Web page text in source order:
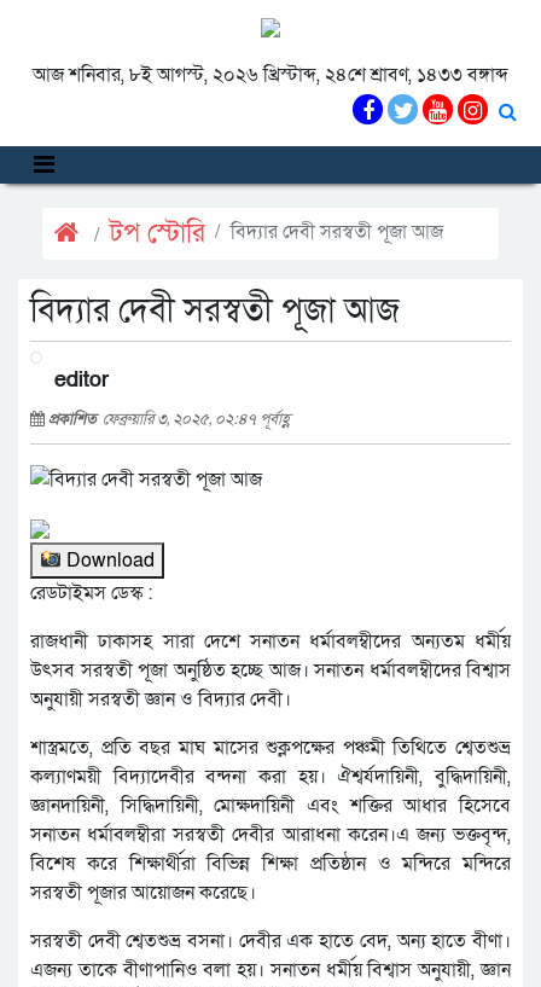
আজ শনিবার, ৮ই আগস্ট, ২০২৬ খ্রিস্টাব্দ, ২৪শে শ্রাবণ, ১৪৩৩ বঙ্গাব্দ
টপ স্টোরি বিদ্যার দেবী সরস্বতী পূজা আজ
বিদ্যার দেবী সরস্বতী পূজা আজ
editor
প্রকাশিত ফেব্রুয়ারি ৩, ২০২৫, ০২:৪৭ পূর্বাহ্ণ
Download
রেডটাইমস ডেস্ক :
রাজধানী ঢাকাসহ সারা দেশে সনাতন ধর্মাবলম্বীদের অন্যতম ধর্মীয়
উৎসব সরস্বতী পূজা অনুষ্ঠিত হচ্ছে আজ। সনাতন ধর্মাবলম্বীদের বিশ্বাস
অনুযায়ী সরস্বতী জ্ঞান ও বিদ্যার দেবী।
শাস্ত্রমতে, প্রতি বছর মাঘ মাসের শুক্লপক্ষের পঞ্চমী তিথিতে শ্বেতশুভ্র
কল্যাণময়ী বিদ্যাদেবীর বন্দনা করা হয়। ঐশ্বর্যদায়িনী, বুদ্ধিদায়িনী,
জ্ঞানদায়িনী, সিদ্ধিদায়িনী, মোক্ষদায়িনী এবং শক্তির আধার হিসেবে
সনাতন ধর্মাবলম্বীরা সরস্বতী দেবীর আরাধনা করেন।এ জন্য ভক্তবৃন্দ,
বিশেষ করে শিক্ষার্থীরা বিভিন্ন শিক্ষা প্রতিষ্ঠান ও মন্দিরে মন্দিরে
সরস্বতী পূজার আয়োজন করেছে।
সরস্বতী দেবী শ্বেতশুভ্র বসনা। দেবীর এক হাতে বেদ, অন্য হাতে বীণা।
এজন্য তাকে বীণাপানিও বলা হয়। সনাতন ধর্মীয় বিশ্বাস অনুযায়ী, জ্ঞান